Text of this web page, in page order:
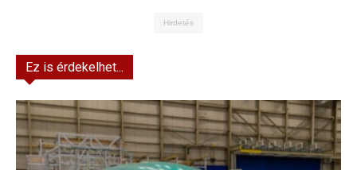
Hirdetés
Ez is érdekelhet...